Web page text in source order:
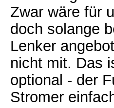
Zwar wäre für
doch solange
Lenker
nicht mit. Das
optional - der
Stromer